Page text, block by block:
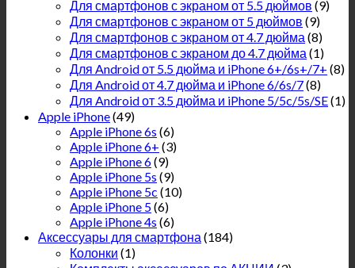
Для смартфонов с экраном от 5.5 дюймов (9)
Для смартфонов с экраном от 5 дюймов (9)
Для смартфонов с экраном от 4.7 дюйма (8)
Для смартфонов с экраном до 4.7 дюйма (1)
Для Android от 5.5 дюйма и iPhone 6+/6s+/7+ (8)
Для Android от 4.7 дюйма и iPhone 6/6s/7(8)
Для Android от 3.5 дюйма и iPhone 5/5c/5s/SE(1)
Apple iPhone(49)
Apple iPhone 6s (6)
Apple iPhone 6+ (3)
Apple iPhone 6(9)
Apple iPhone 5s (9)
Apple iPhone 5c (10)
Apple iPhone 5(6)
Apple iPhone 4s (6)
Аксессуары для смартфона (184)
Колонки (1)